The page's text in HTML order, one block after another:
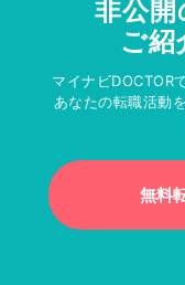
非公開
ご紹
マイナビDOCTOR
あなたの転職活動
無料